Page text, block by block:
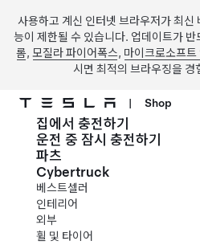
사용하고 계신 인터넷 브라우저가 최신
능이 제한될 수 있습니다. 업데이트가
롬, 모질라 파이어폭스, 마이크로소프트
시면 최적의 브라우징을 경
주요 콘텐츠로 건너뛰기
| Shop
집에서 충전하기
운전 중 잠시 충전하기
파츠
Cybertruck
베스트셀러
인테리어
외부
휠 및 타이어